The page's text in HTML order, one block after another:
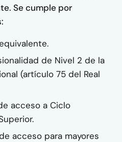
Se cumple por
de Nivel 2 de la
(artículo 75 del Real
acceso a Ciclo
acceso para mayores